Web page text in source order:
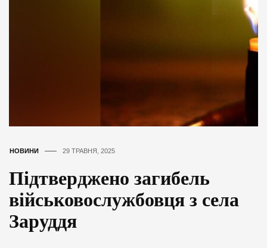
НОВИНИ 29 ТРАВНЯ, 2025
Підтверджено загибель
військовослужбовця з села
Заруддя